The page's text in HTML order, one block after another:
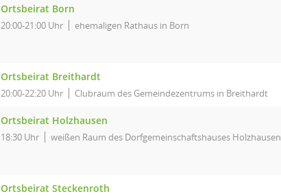
Ortsbeirat Born
20:00-21:00 Uhr ehemaligen Rathaus in Born
Ortsbeirat Breithardt
20:00-22:20 Uhr Clubraum des Gemeindezentrums in Breithardt
Ortsbeirat Holzhausen
18:30 Uhr weißen Raum des Dorfgemeinschaftshauses Holzhausen
Ortsbeirat Steckenroth